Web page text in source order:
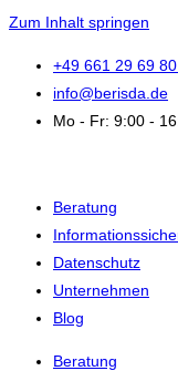
Zum Inhalt springen
+49 661 29 69
info@berisda.de
Mo - Fr: 9:00 -
Beratung
Datenschutz
Unternehmen
Blog
Beratung